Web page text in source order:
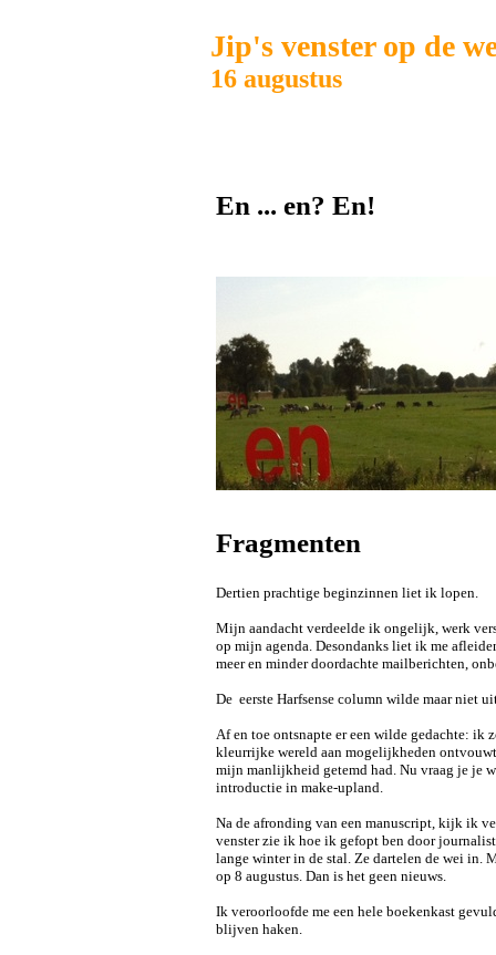
Jip's venster op de
16 augustus
En ... en? En!
Fragmenten
Dertien prachtige beginzinnen liet ik lopen.
Mijn aandacht verdeelde ik ongelijk, werk
op mijn agenda. Desondanks liet ik me
meer en minder doordachte mailberichten,
De eerste Harfsense column wilde maar niet
Af en toe ontsnapte er een wilde gedachte: ik
kleurrijke wereld aan mogelijkheden
mijn manlijkheid getemd had. Nu vraag je je
introductie in make-upland.
Na de afronding van een manuscript, kijk ik
venster zie ik hoe ik gefopt ben door
lange winter in de stal. Ze dartelen de wei in.
op 8 augustus. Dan is het geen nieuws.
Ik veroorloofde me een hele boekenkast
blijven haken.